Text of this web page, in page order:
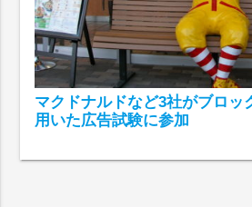
マクドナルドなど3社がブロッ
用いた広告試験に参加